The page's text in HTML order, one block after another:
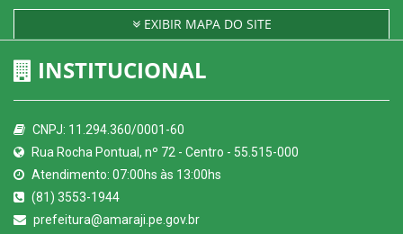
EXIBIR MAPA DO SITE
INSTITUCIONAL
CNPJ: 11.294.360/0001-60
Rua Rocha Pontual, nº 72 - Centro - 55.515-000
Atendimento: 07:00hs às 13:00hs
(81) 3553-1944
prefeitura@amaraji.pe.gov.br